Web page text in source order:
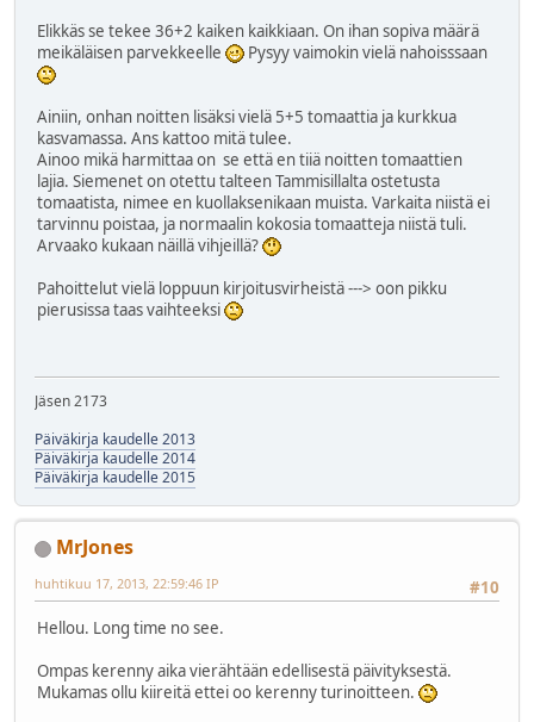
Elikkäs se tekee 36+2 kaiken kaikkiaan. On ihan sopiva määrä
meikäläisen parvekkeelle
Pysyy vaimokin vielä nahoisssaan
Ainiin, onhan noitten lisäksi vielä 5+5 tomaattia ja kurkkua
kasvamassa. Ans kattoo mitä tulee.
Ainoo mikä harmittaa on se että en tiiä noitten tomaattien
lajia. Siemenet on otettu talteen Tammisillalta ostetusta
tomaatista, nimee en kuollaksenikaan muista. Varkaita niistä ei
tarvinnu poistaa, ja normaalin kokosia tomaatteja niistä tuli.
Arvaako kukaan näillä vihjeillä?
Pahoittelut vielä loppuun kirjoitusvirheistä ---> oon pikku
pierusissa taas vaihteeksi
Jäsen 2173
Päiväkirja kaudelle 2013
Päiväkirja kaudelle 2014
Päiväkirja kaudelle 2015
MrJones
#10
huhtikuu 17, 2013, 22:59:46 IP
Hellou. Long time no see.
Ompas kerenny aika vierähtään edellisestä päivityksestä.
Mukamas ollu kiireitä ettei oo kerenny turinoitteen.